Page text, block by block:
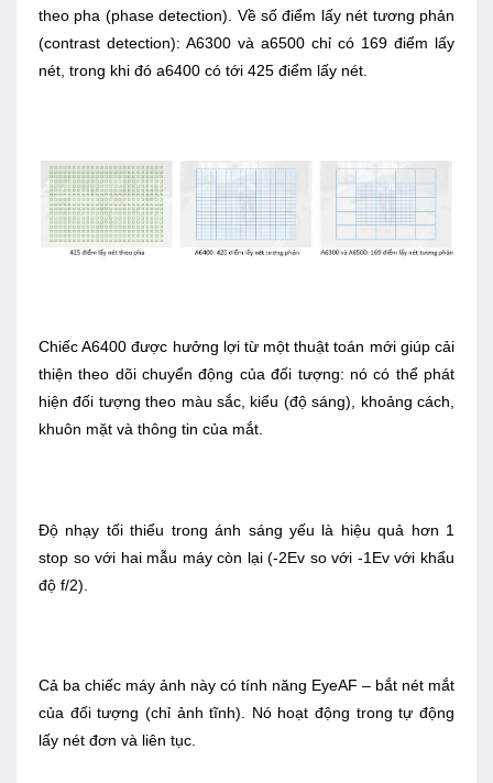
theo pha (phase detection). Về số điểm lấy nét tương phản
(contrast detection): A6300 và a6500 chỉ có 169 điểm lấy
nét, trong khi đó a6400 có tới 425 điểm lấy nét.
Chiếc A6400 được hưởng lợi từ một thuật toán mới giúp cải
thiện theo dõi chuyển động của đối tượng: nó có thể phát
hiện đối tượng theo màu sắc, kiểu (độ sáng), khoảng cách,
khuôn mặt và thông tin của mắt.
Độ nhạy tối thiểu trong ánh sáng yếu là hiệu quả hơn 1
stop so với hai mẫu máy còn lại (-2Ev so với -1Ev với khẩu
độ f/2).
Cả ba chiếc máy ảnh này có tính năng EyeAF – bắt nét mắt
của đối tượng (chỉ ảnh tĩnh). Nó hoạt động trong tự động
lấy nét đơn và liên tục.